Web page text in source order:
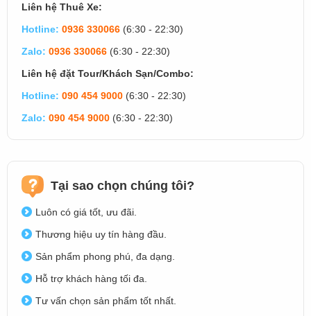
Liên hệ Thuê Xe:
Hotline: 0936 330066 (6:30 - 22:30)
Zalo: 0936 330066 (6:30 - 22:30)
Liên hệ đặt Tour/Khách Sạn/Combo:
Hotline: 090 454 9000 (6:30 - 22:30)
Zalo: 090 454 9000 (6:30 - 22:30)
Tại sao chọn chúng tôi?
Luôn có giá tốt, ưu đãi.
Thương hiệu uy tín hàng đầu.
Sản phẩm phong phú, đa dạng.
Hỗ trợ khách hàng tối đa.
Tư vấn chọn sản phẩm tốt nhất.